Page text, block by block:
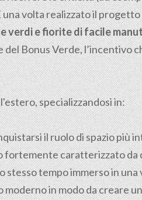
volta realizzato il
verdi e fiorite di facile
Bonus Verde, l’incentivo
specializzandosi in:
il ruolo di spazio più
caratterizzato da
tempo immerso in
in modo da creare